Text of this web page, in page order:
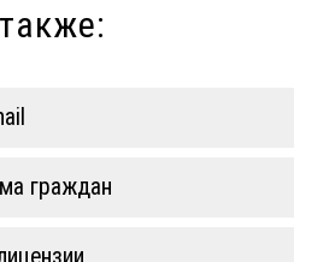
граждан